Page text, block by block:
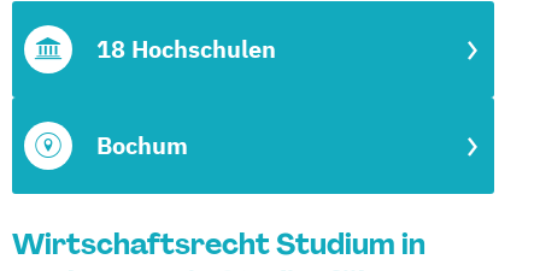
Bochum
18 Hochschulen
Wirtschaftsrecht Studium in